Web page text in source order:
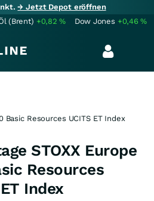
→ Jetzt Depot eröffnen
(Brent) +0,82% Dow Jones +0,46%
Basic Resources UCITS ET Index
STOXX Europe
Resources
Index